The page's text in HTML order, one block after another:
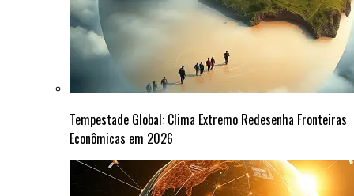
Tempestade Global: Clima Extremo Redesenha Fronteiras
Econômicas em 2026